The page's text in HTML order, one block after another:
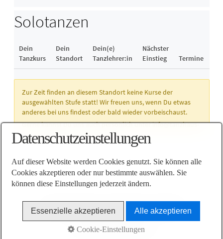
AGB Impressum Datenschutz Kontakt
© 2026 TanzHaus Celle
Datenschutzeinstellungen
Auf dieser Website werden Cookies genutzt. Sie können alle
Cookies akzeptieren oder nur bestimmte auswählen. Sie
können diese Einstellungen jederzeit ändern.
Essenzielle akzeptieren Alle akzeptieren
Cookie-Einstellungen